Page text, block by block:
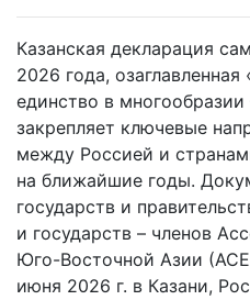
Казанская декларация
2026 года,
единство в
закрепляет ключевые
между Россией и
на ближайшие годы.
государств и
и государств – членов
Юго-Восточной Азии
июня 2026 г. в Казани,